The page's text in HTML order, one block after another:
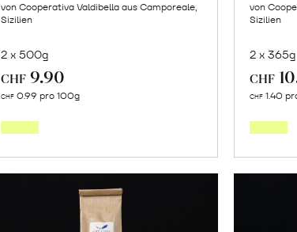
von Cooperativa Valdibella aus Camporeale,
Sizilien
2 x 500g
CHF 9.90
CHF 0.99 pro 100g
von
Sizilien
2 x 365g
CHF
CHF 1.40